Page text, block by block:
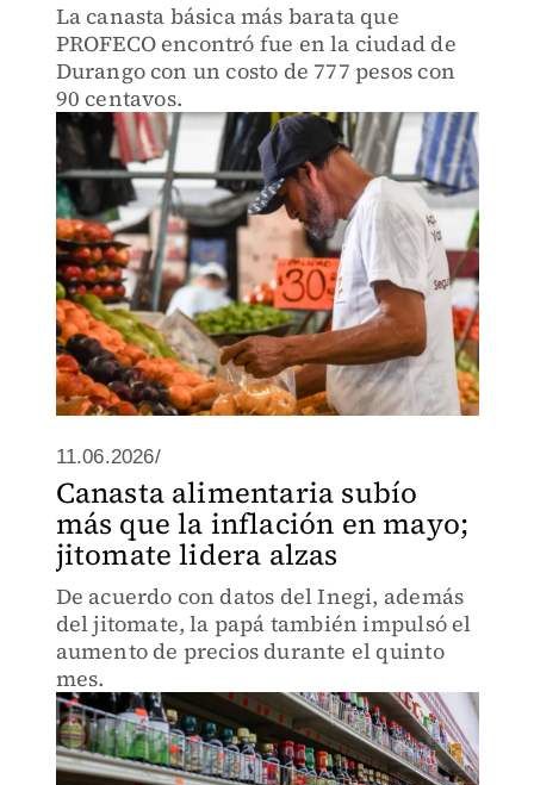
La canasta básica más barata que
PROFECO encontró fue en la ciudad de
Durango con un costo de 777 pesos con
90 centavos.
11.06.2026/
Canasta alimentaria subío
más que la inflación en mayo;
jitomate lidera alzas
De acuerdo con datos del Inegi, además
del jitomate, la papá también impulsó el
aumento de precios durante el quinto
mes.